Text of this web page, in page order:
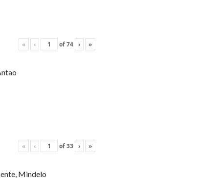
« ‹ of74 › »
« ‹ of33 › »
Mindelo